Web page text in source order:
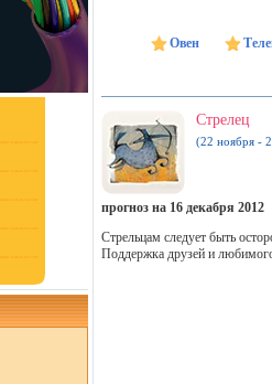
Овен
Стрелец
(22 ноября -
прогноз на 16 декабря 2012
Стрельцам следует быть
Поддержка друзей и